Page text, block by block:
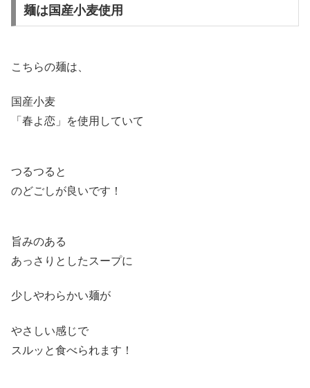
麺は国産小麦使用
こちらの麺は、
国産小麦
「春よ恋」を使用していて
つるつると
のどごしが良いです！
旨みのある
あっさりとしたスープに
少しやわらかい麺が
やさしい感じで
スルッと食べられます！